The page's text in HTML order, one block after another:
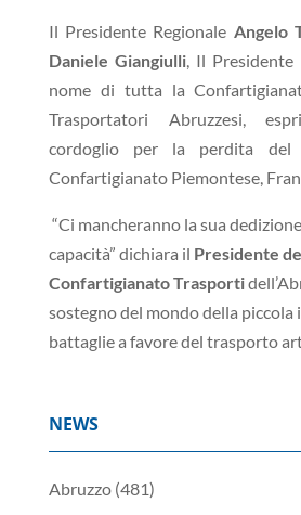
Il Presidente Regionale Angelo
Daniele Giangiulli, Il Presidente
nome di tutta la
Trasportatori Abruzzesi,
cordoglio per la perdita del
Confartigianato Piemontese,
“Ci mancheranno la sua
capacità” dichiara il Presidente
Confartigianato Trasporti
sostegno del mondo della piccola
battaglie a favore del trasporto
NEWS
Abruzzo(481)